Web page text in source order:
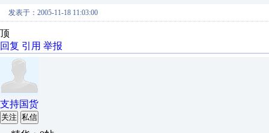
发表于：2005-11-18 11:03:00
顶
回复 引用 举报
支持国货
关注 私信